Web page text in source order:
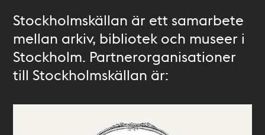
Stockholmskällan är ett samarbete
mellan arkiv, bibliotek och museer i
Stockholm. Partnerorganisationer
till Stockholmskällan är: